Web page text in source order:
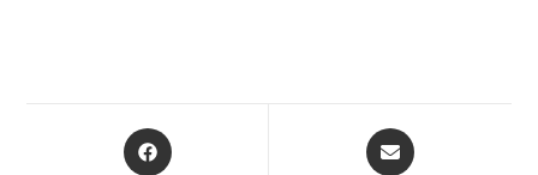
Opens
in
Opens
in